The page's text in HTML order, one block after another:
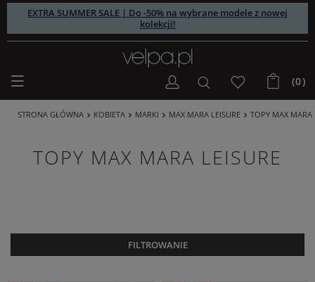
EXTRA SUMMER SALE | Do -50% na wybrane modele z nowej
kolekcji!
(0)
STRONA GŁÓWNA KOBIETA MARKI MAX MARA LEISURE TOPY MAX MARA
TOPY MAX MARA LEISURE
FILTROWANIE